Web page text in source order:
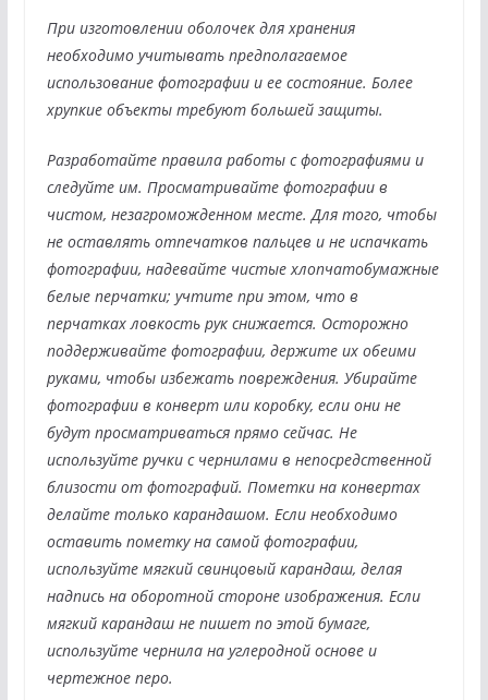
При изготовлении оболочек для хранения
необходимо учитывать предпола­гаемое
использование фотографии и ее состояние. Более
хрупкие объекты требуют большей защиты.
Разработайте правила работы с фотографиями и
следуйте им. Просматривайте фотографии в
чистом, незагроможденном месте. Для того, чтобы
не оставлять отпечатков пальцев и не испачкать
фотографии, надевайте чистые хлопчатобумажные
белые перчатки; учтите при этом, что в
перчатках ловкость рук снижается. Осторожно
поддерживайте фотографии, держите их обеими
руками, чтобы избежать повреждения. Убирайте
фотографии в конверт или коробку, если они не
будут просматриваться прямо сейчас. Не
используйте ручки с чернилами в непосредственной
близости от фотографий. Пометки на конвертах
делайте только карандашом. Если необходимо
оставить пометку на самой фотографии,
используйте мягкий свинцовый карандаш, делая
надпись на оборотной стороне изображения. Если
мягкий карандаш не пишет по этой бумаге,
используйте чернила на углеродной основе и
чертежное перо.